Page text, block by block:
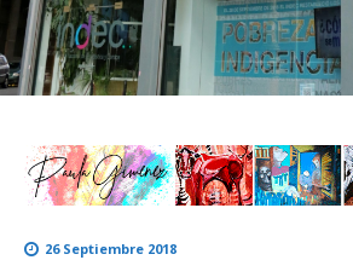
26 Septiembre 2018